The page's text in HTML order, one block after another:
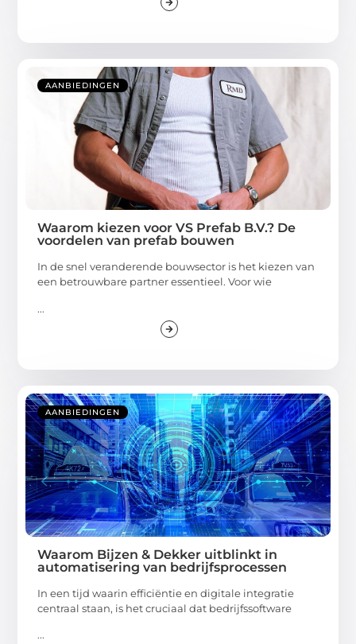
AANBIEDINGEN
Waarom kiezen voor VS Prefab B.V.? De
voordelen van prefab bouwen
In de snel veranderende bouwsector is het kiezen van
een betrouwbare partner essentieel. Voor wie
...
AANBIEDINGEN
Waarom Bijzen & Dekker uitblinkt in
automatisering van bedrijfsprocessen
In een tijd waarin efficiëntie en digitale integratie
centraal staan, is het cruciaal dat bedrijfssoftware
...